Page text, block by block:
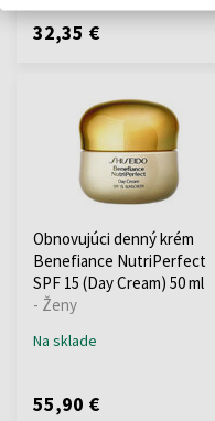
32,35 €
Obnovujúci denný krém
Benefiance NutriPerfect
SPF 15 (Day Cream) 50 ml
- Ženy
Na sklade
55,90 €